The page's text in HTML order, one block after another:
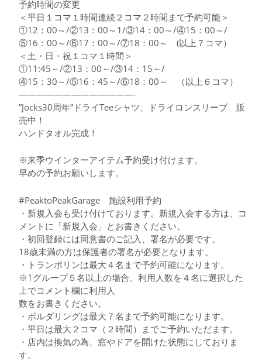
予約時間の変更
＜平日１コマ１時間連続２コマ２時間まで予約可能＞
①12：00～/②13：00～1/③14：00～/④15：00～/
⑤16：00～/⑥17：00～/⑦18：00～ (以上７コマ）
＜土・日・祝１コマ１時間＞
①11:45～/②13：00～/③14：15～/
④15：30～/⑤16：45～/⑥18：00～ （以上６コマ）
—————————————-
”Jocks30周年”ドライTeeシャツ、ドライロンスリーブ 販
売中！
ハンドタオル完成！
※来季ウインターアイテム予約受け付けます。
早めの予約お願いします。
#PeaktoPeakGarage 施設利用予約
・新規入会も受け付けております。新規入会する方は、コ
メントに「新規入会」とお書きください。
・初回登録には同意書のご記入、署名が必要です。
18歳未満の方は保護者の署名が必要となります。
・トランポリンは最大４名まで予約可能になります。
※1グループ５名以上の場合、利用人数を４名に選択した
上でコメント欄に利用人
数をお書きください。
・ボルダリングは最大７名まで予約可能になります。
・平日は最大２コマ（２時間）までご予約いただます。
・店内は換気の為、窓やドアを開けた状態にしておりま
す。